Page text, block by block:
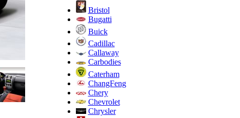
Bristol
Bugatti
Buick
Cadillac
Callaway
Carbodies
Caterham
ChangFeng
Chery
Chevrolet
Chrysler